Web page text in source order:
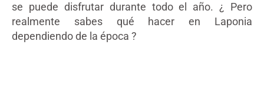
se puede disfrutar durante todo el año. ¿ Pero
realmente sabes qué hacer en Laponia
dependiendo de la época ?